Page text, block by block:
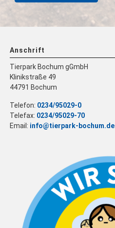
Anschrift
Tierpark Bochum gGmbH
Klinikstraße 49
44791 Bochum
Telefon: 0234/95029-0
Telefax: 0234/95029-70
Email: info@tierpark-bochum.de